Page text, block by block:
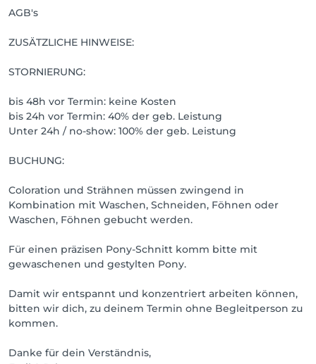
•	Brauchst du 75 Minuten zahlst du 120€
Hinweis zur Buchung:
Damit wir uns ausreichend Zeit für dich nehmen
den passenden Zeitslot zu wählen.
Falls einmal ein falscher Slot gebucht wird, passen
-ganz unkompliziert.
informieren.
WIR KÜMMERN UNS UM DEINE HAARE. DU UM
Wichtig:  Benötigt dein Haarschnitt mehr Liebe  von
slot 25€.
Stammmäuse buchen wie gewohnt ihren
AGB's
ZUSÄTZLICHE HINWEISE:
STORNIERUNG:
bis 48h vor Termin: keine Kosten
bis 24h vor Termin: 40% der geb. Leistung
Unter 24h / no-show: 100% der geb. Leistung
BUCHUNG:
Coloration und Strähnen müssen zwingend in
Kombination mit Waschen, Schneiden, Föhnen oder
Waschen, Föhnen gebucht werden.
Für einen präzisen Pony-Schnitt komm bitte mit
gewaschenen und gestylten Pony.
Damit wir entspannt und konzentriert arbeiten können,
bitten wir dich, zu deinem Termin ohne Begleitperson zu
kommen.
Danke für dein Verständnis,